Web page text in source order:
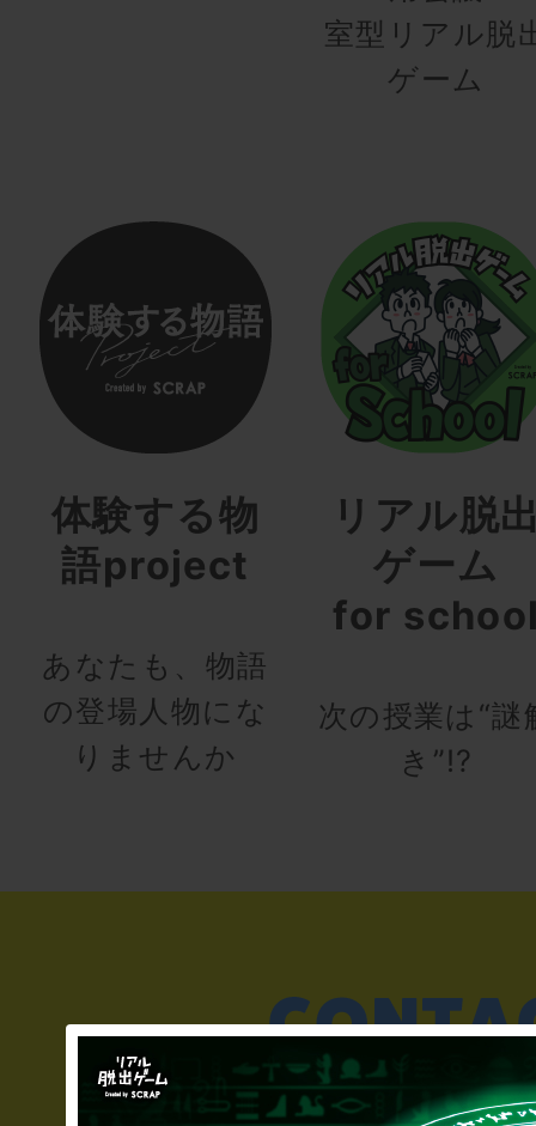
室型リアル脱
ゲーム
体験する物
語project
あなたも、物語
の登場人物にな
りませんか
リアル脱
ゲーム
for
次の授業は“謎
き”!?